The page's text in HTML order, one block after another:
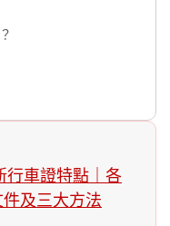
行車證特點｜各
及三大方法